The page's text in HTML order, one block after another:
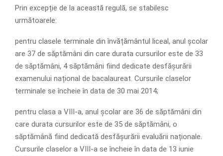
Prin excepție de la această regulă, se stabilesc
următoarele:
pentru clasele terminale din învățământul liceal, anul școlar
are 37 de săptămâni din care durata cursurilor este de 33
de săptămâni, 4 săptămâni fiind dedicate desfășurării
examenului național de bacalaureat. Cursurile claselor
terminale se încheie în data de 30 mai 2014;
pentru clasa a VIII-a, anul școlar are 36 de săptămâni din
care durata cursurilor este de 35 de săptămâni, o
săptămână fiind dedicată desfășurării evaluării naționale.
Cursurile claselor a VIII-a se încheie în data de 13 iunie